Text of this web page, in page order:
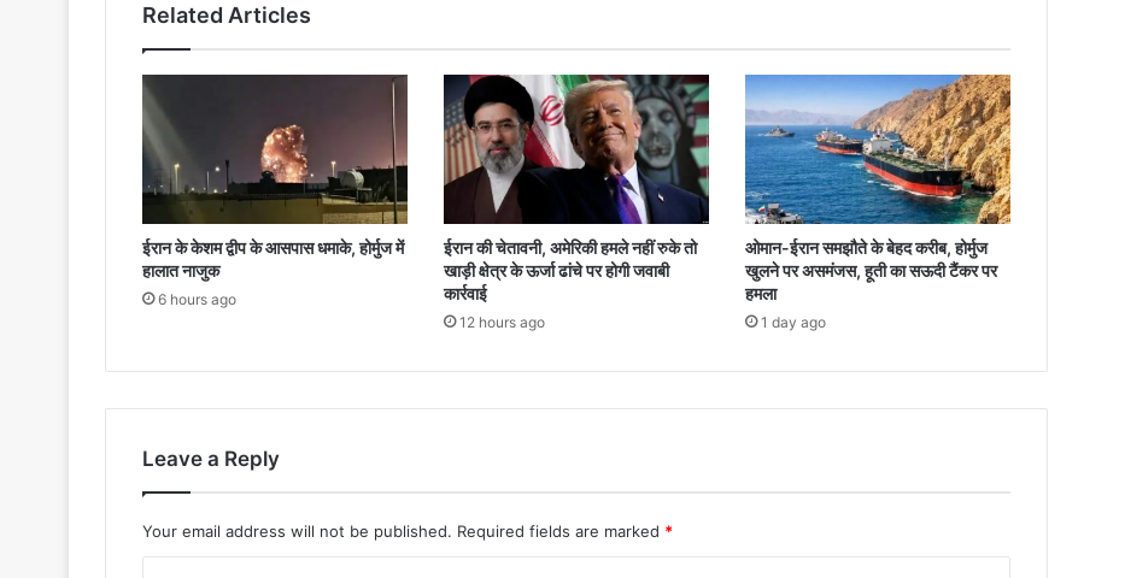
Related Articles
ईरान के केशम द्वीप के आसपास धमाके, होर्मुज में
हालात नाजुक
6 hours ago
ईरान की चेतावनी, अमेरिकी हमले नहीं रुके तो
खाड़ी क्षेत्र के ऊर्जा ढांचे पर होगी जवाबी
कार्रवाई
12 hours ago
ओमान-ईरान समझौते के बेहद करीब, होर्मुज
खुलने पर असमंजस, हूती का सऊदी टैंकर पर
हमला
1 day ago
Leave a Reply
Your email address will not be published. Required fields are marked *